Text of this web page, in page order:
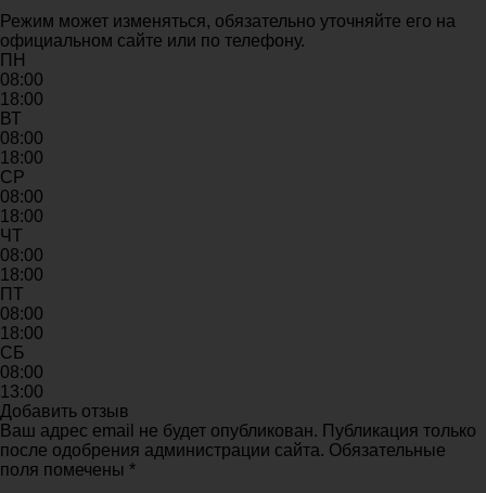
Режим может изменяться, обязательно уточняйте его на
официальном сайте или по телефону.
ПН
08:00
18:00
ВТ
08:00
18:00
СР
08:00
18:00
ЧТ
08:00
18:00
ПТ
08:00
18:00
СБ
08:00
13:00
Добавить отзыв
Ваш адрес email не будет опубликован. Публикация только
после одобрения администрации сайта. Обязательные
поля помечены *